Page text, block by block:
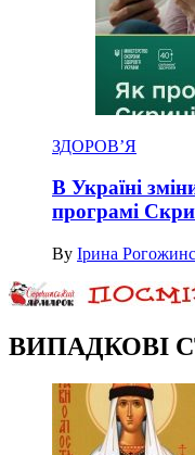
ЗДОРОВ’Я
В Україні
програмі
By Ірина
ВИПАДКОВІ